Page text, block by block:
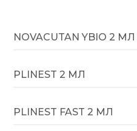
NOVACUTAN YBIO 2 МЛ
PLINEST 2 МЛ
PLINEST FAST 2 МЛ